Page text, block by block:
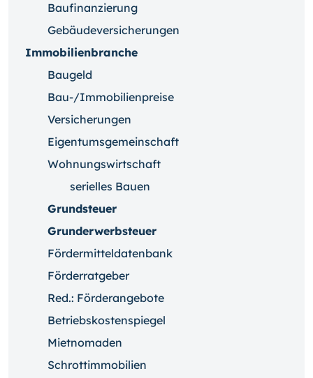
Baufinanzierung
Gebäudeversicherungen
Immobilienbranche
Baugeld
Bau-/Immobilienpreise
Versicherungen
Eigentumsgemeinschaft
Wohnungswirtschaft
serielles Bauen
Grundsteuer
Grunderwerbsteuer
Fördermitteldatenbank
Förderratgeber
Red.: Förderangebote
Betriebskostenspiegel
Mietnomaden
Schrottimmobilien